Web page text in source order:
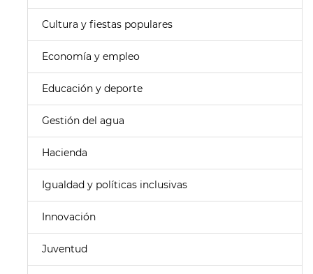
Cultura y fiestas populares
Economía y empleo
Educación y deporte
Gestión del agua
Hacienda
Igualdad y políticas inclusivas
Innovación
Juventud